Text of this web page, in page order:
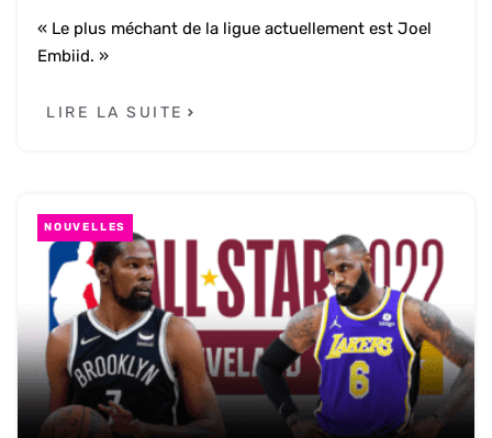
« Le plus méchant de la ligue actuellement est Joel
Embiid. »
LIRE LA SUITE
NOUVELLES